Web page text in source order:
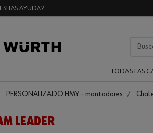
AYUDA?
TODAS LAS
PERSONALIZADO HMY - montadores
LEADER